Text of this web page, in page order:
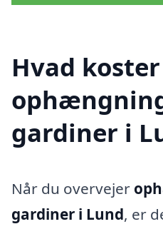
Hvad koster
gardiner i
Når du overvejer
gardiner i Lund, er